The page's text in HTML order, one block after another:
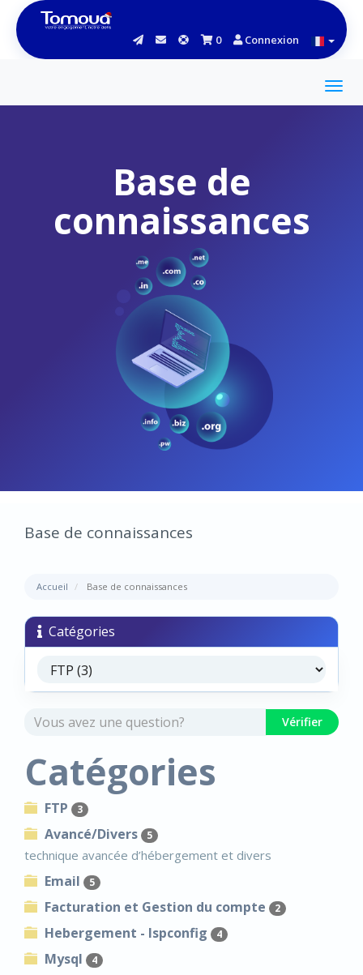
Connexion
0
Base de
connaissances
Base de connaissances
Accueil Base de connaissances
Catégories
Catégories
FTP 3
Avancé/Divers 5
technique avancée d’hébergement et divers
Email 5
Facturation et Gestion du compte 2
Hebergement - Ispconfig 4
Mysql 4